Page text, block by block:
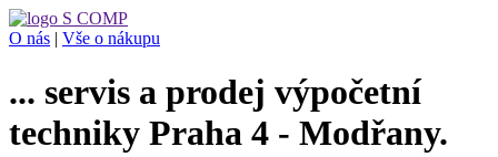
O nás | Vše o nákupu
... servis a prodej výpočetní
techniky Praha 4 - Modřany.